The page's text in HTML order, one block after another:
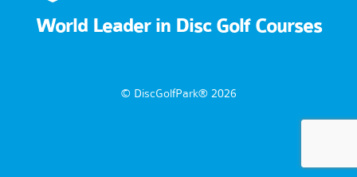
World Leader in Disc Golf Courses
© DiscGolfPark® 2026